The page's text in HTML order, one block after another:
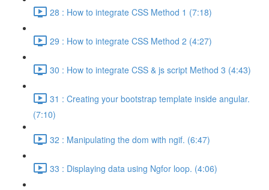
28 : How to integrate CSS Method 1 (7:18)
29 : How to integrate CSS Method 2 (4:27)
30 : How to integrate CSS & js script Method 3 (4:43)
31 : Creating your bootstrap template inside angular.
(7:10)
32 : Manipulating the dom with ngif. (6:47)
33 : Displaying data using Ngfor loop. (4:06)